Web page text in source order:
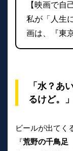
【映画で自
私が「人生
画は、『東
「水？あ
るけど。
ビールが出てく
『荒野の千鳥足